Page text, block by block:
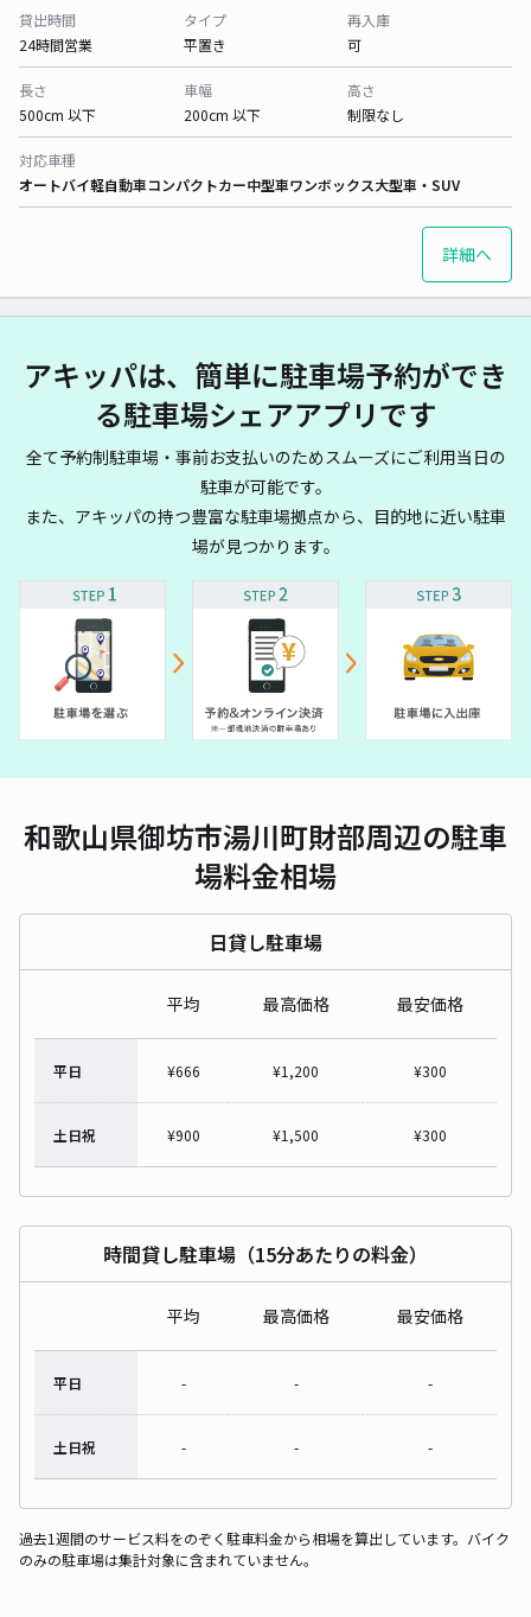
貸出時間
24時間営業
タイプ
平置き
再入庫
可
長さ
500cm 以下
車幅
200cm 以下
高さ
制限なし
対応車種
オートバイ軽自動車コンパクトカー中型車ワンボックス大型車・SUV
詳細へ
アキッパは、簡単に駐車場予約ができ
る駐車場シェアアプリです
全て予約制駐車場・事前お支払いのためスムーズにご利用当日の
駐車が可能です。
また、アキッパの持つ豊富な駐車場拠点から、目的地に近い駐車
場が見つかります。
和歌山県御坊市湯川町財部周辺の駐車
場料金相場
日貸し駐車場
平均 最高価格 最安価格
平日 ¥666 ¥1,200 ¥300
土日祝 ¥900 ¥1,500 ¥300
時間貸し駐車場（15分あたりの料金）
平均 最高価格 最安価格
平日 - - -
土日祝 - - -
過去1週間のサービス料をのぞく駐車料金から相場を算出しています。バイク
のみの駐車場は集計対象に含まれていません。